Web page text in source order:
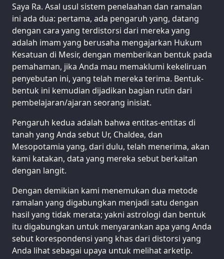
Saya Ra. Asal usul sistem penelaahan dan ramalan
ini ada dua: pertama, ada pengaruh yang, datang
dengan cara yang terdistorsi dari mereka yang
adalah imam yang berusaha mengajarkan Hukum
Kesatuan di Mesir, dengan memberikan bentuk pada
pemahaman, jika Anda mau memaklumi kekeliruan
penyebutan ini, yang telah mereka terima. Bentuk-
bentuk ini kemudian dijadikan bagian rutin dari
pembelajaran/ajaran seorang inisiat.
Pengaruh kedua adalah bahwa entitas-entitas di
tanah yang Anda sebut Ur, Chaldea, dan
Mesopotamia yang, dari dulu, telah menerima, akan
kami katakan, data yang mereka sebut berkaitan
dengan langit.
Dengan demikian kami menemukan dua metode
ramalan yang digabungkan menjadi satu dengan
hasil yang tidak merata; yakni astrologi dan bentuk
itu digabungkan untuk menyarankan apa yang Anda
sebut korespondensi yang khas dari distorsi yang
Anda lihat sebagai upaya untuk melihat arketip.